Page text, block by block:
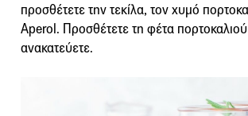
προσθέτετε την τεκίλα, τον χυμό
Aperol. Προσθέτετε τη φέτα πορτοκαλιού
ανακατεύετε.